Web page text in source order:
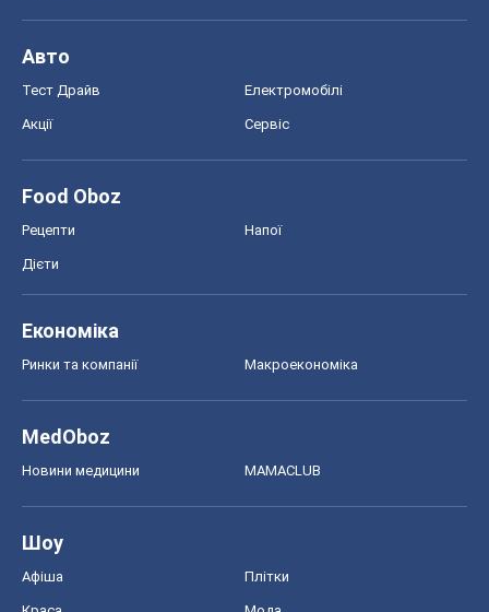
Авто
Тест Драйв Електромобілі
Акції Сервіс
Food Oboz
Рецепти Напої
Дієти
Економіка
Ринки та компанії Макроекономіка
MedOboz
Новини медицини MAMACLUB
Шоу
Афіша Плітки